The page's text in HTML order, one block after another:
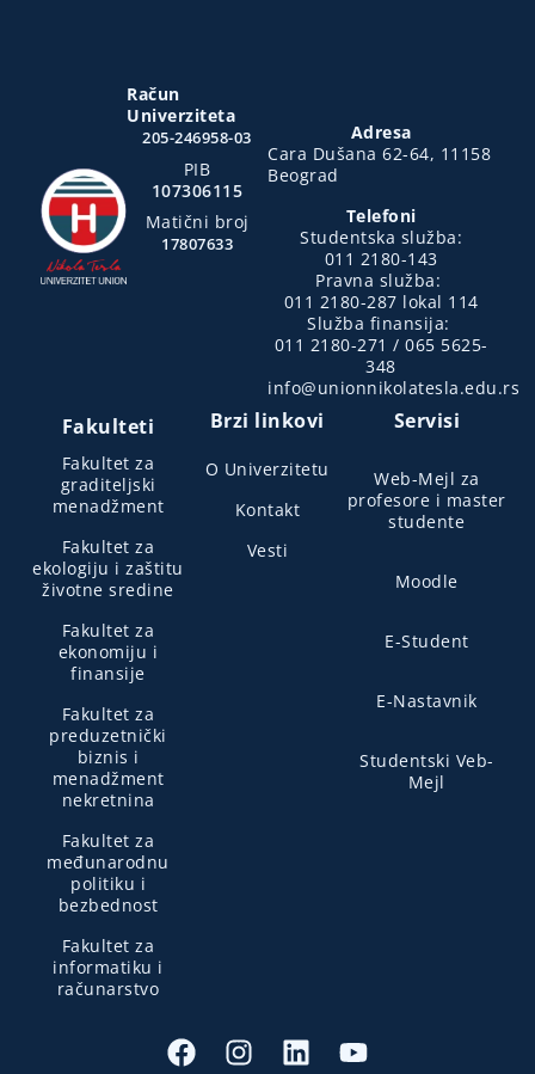
Račun
Univerziteta
205-246958-03
PIB
107306115
Matični broj
17807633
Adresa
Cara Dušana 62-64, 11158
Beograd
Telefoni
Studentska služba:
011 2180-143
Pravna služba:
011 2180-287 lokal 114
Služba finansija:
011 2180-271 / 065 5625-
348
info@unionnikolatesla.edu.rs
Fakulteti
Fakultet za
graditeljski
menadžment
Fakultet za
ekologiju i zaštitu
životne sredine
Fakultet za
ekonomiju i
finansije
Fakultet za
preduzetnički
biznis i
menadžment
nekretnina
Fakultet za
međunarodnu
politiku i
bezbednost
Fakultet za
informatiku i
računarstvo
Brzi linkovi
O Univerzitetu
Kontakt
Vesti
Servisi
Web-Mejl za
profesore i master
studente
Moodle
E-Student
E-Nastavnik
Studentski Veb-
Mejl